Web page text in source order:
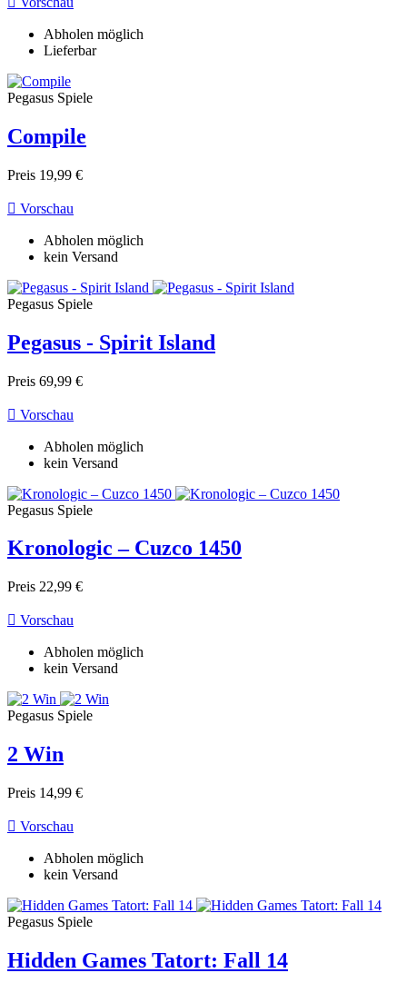
Abholen möglich
Lieferbar
Pegasus Spiele
Compile
Preis 19,99 €
 Vorschau
Abholen möglich
kein Versand
Pegasus Spiele
Pegasus - Spirit Island
Preis 69,99 €
 Vorschau
Abholen möglich
kein Versand
Pegasus Spiele
Kronologic – Cuzco 1450
Preis 22,99 €
 Vorschau
Abholen möglich
kein Versand
Pegasus Spiele
2 Win
Preis 14,99 €
 Vorschau
Abholen möglich
kein Versand
Pegasus Spiele
Hidden Games Tatort: Fall 14